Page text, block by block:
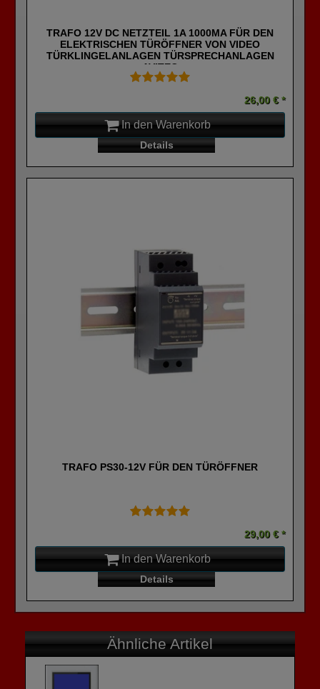
TRAFO 12V DC NETZTEIL 1A 1000MA FÜR DEN
ELEKTRISCHEN TÜRÖFFNER VON VIDEO
TÜRKLINGELANLAGEN TÜRSPRECHANLAGEN
AVITEC
26,00 € *
In den Warenkorb
Details
TRAFO PS30-12V FÜR DEN TÜRÖFFNER
29,00 € *
In den Warenkorb
Details
Ähnliche Artikel